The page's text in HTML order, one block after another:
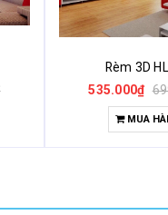
Rèm 3D
535.000₫
MUA